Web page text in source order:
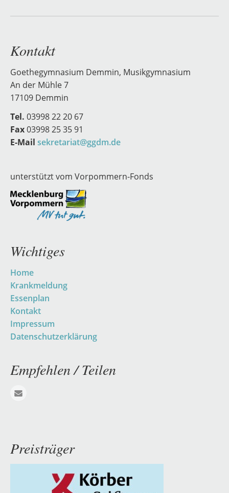
Kontakt
Goethegymnasium Demmin, Musikgymnasium
An der Mühle 7
17109 Demmin
Tel. 03998 22 20 67
Fax03998 25 35 91
E-Mail sekretariat@ggdm.de
unterstützt vom Vorpommern-Fonds
Wichtiges
Navigation
überspringen
Home
Krankmeldung
Essenplan
Kontakt
Impressum
Datenschutzerklärung
Empfehlen / Teilen
Preisträger